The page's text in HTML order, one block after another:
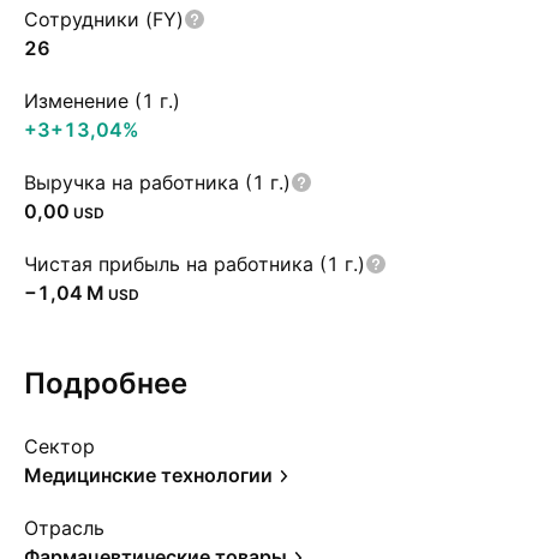
Сотрудники (FY)
26
Изменение (1 г.)
+3+13,04%
Выручка на работника (1 г.)
0,00 USD
Чистая прибыль на работника (1 г.)
‪−1,04 M‬ USD
Подробнее
Сектор
Медицинские технологии
Отрасль